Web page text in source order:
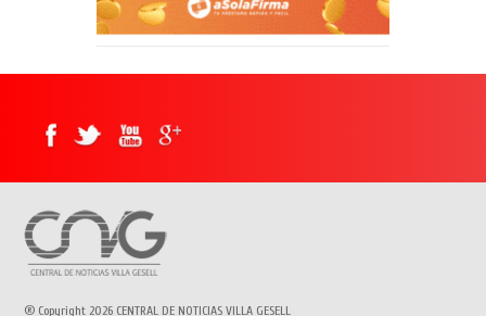
® Copyright 2026 CENTRAL DE NOTICIAS VILLA GESELL